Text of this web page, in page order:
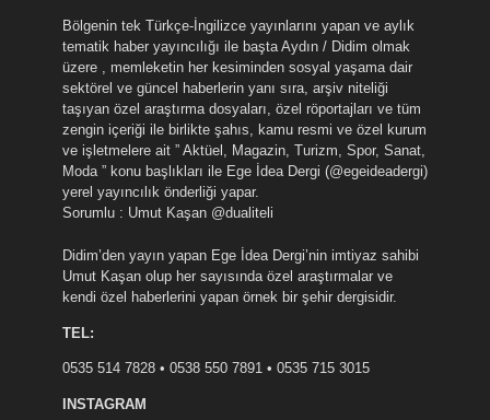
Bölgenin tek Türkçe-İngilizce yayınlarını yapan ve aylık
tematik haber yayıncılığı ile başta Aydın / Didim olmak
üzere , memleketin her kesiminden sosyal yaşama dair
sektörel ve güncel haberlerin yanı sıra, arşiv niteliği
taşıyan özel araştırma dosyaları, özel röportajları ve tüm
zengin içeriği ile birlikte şahıs, kamu resmi ve özel kurum
ve işletmelere ait ” Aktüel, Magazin, Turizm, Spor, Sanat,
Moda ” konu başlıkları ile Ege İdea Dergi (@egeideadergi)
yerel yayıncılık önderliği yapar.
Sorumlu : Umut Kaşan @dualiteli
Didim’den yayın yapan Ege İdea Dergi’nin imtiyaz sahibi
Umut Kaşan olup her sayısında özel araştırmalar ve
kendi özel haberlerini yapan örnek bir şehir dergisidir.
TEL:
0535 514 7828 • 0538 550 7891 • 0535 715 3015
INSTAGRAM